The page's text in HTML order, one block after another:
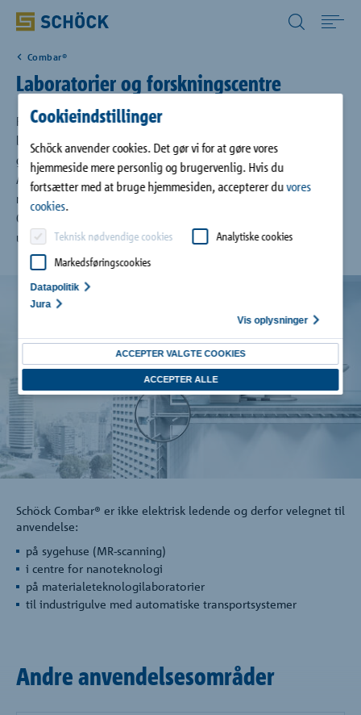
Cookieindstillinger
Schöck anvender cookies. Det gør vi for at gøre vores
hjemmeside mere personlig og brugervenlig. Hvis du
fortsætter med at bruge hjemmesiden, accepterer duvores
cookies.
Teknisk nødvendige cookies
Analytiske cookies
Markedsføringscookies
Datapolitik
Jura
Vis oplysninger
ACCEPTER VALGTE COOKIES
ACCEPTER ALLE
Anvendelse
Produkter
Digitale løsninger
Downloads
Virksomheden
Kontakt
Denmark (DK) Dansk
Combar®
Laboratorier og forskningscentre
Forskningscentre til nano- og materialeteknologi og tilsvarende
laboratorier er udstyret med meget følsomme apparater. Det samme
gælder lokaler med MR-scanningsudstyr og røntgenudstyr.
Armeringsståls elektriske ledningsevne kan påvirke funktionen og
nøjagtigheden af disse dyre og følsomme apparater. Brug af Schöck
Combar® til armering gør det muligt at gennemføre forskning og
undersøgelser i helt metalfri og ikke-magnetiske omgivelser.
Schöck Combar® er ikke elektrisk ledende og derfor velegnet til
anvendelse:
på sygehuse (MR-scanning)
i centre for nanoteknologi
på materialeteknologilaboratorier
til industrigulve med automatiske transportsystemer
Andre anvendelsesområder